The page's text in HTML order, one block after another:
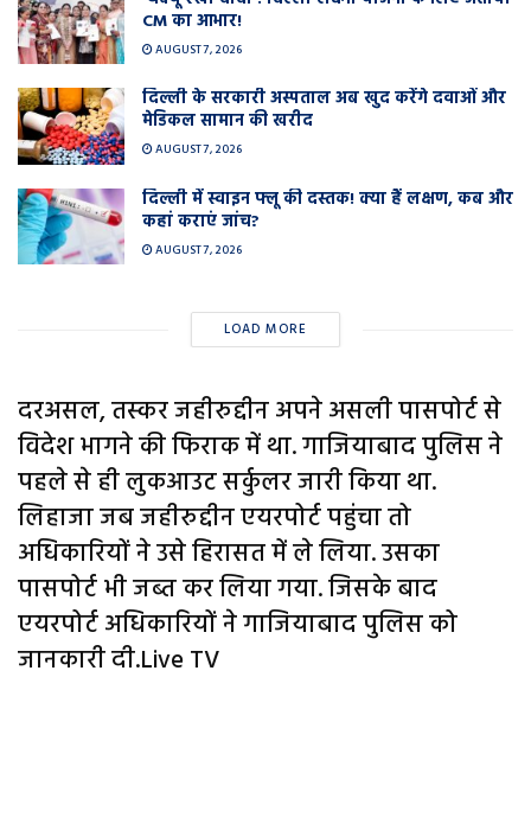
CM का आभार!
AUGUST 7, 2026
दिल्ली के सरकारी अस्पताल अब खुद करेंगे दवाओं और
मेडिकल सामान की खरीद
AUGUST 7, 2026
दिल्ली में स्वाइन फ्लू की दस्तक! क्या हैं लक्षण, कब और
कहां कराएं जांच?
AUGUST 7, 2026
LOAD MORE
दरअसल, तस्कर जहीरुद्दीन अपने असली पासपोर्ट से
विदेश भागने की फिराक में था. गाजियाबाद पुलिस ने
पहले से ही लुकआउट सर्कुलर जारी किया था.
लिहाजा जब जहीरुद्दीन एयरपोर्ट पहुंचा तो
अधिकारियों ने उसे हिरासत में ले लिया. उसका
पासपोर्ट भी जब्त कर लिया गया. जिसके बाद
एयरपोर्ट अधिकारियों ने गाजियाबाद पुलिस को
जानकारी दी.Live TV